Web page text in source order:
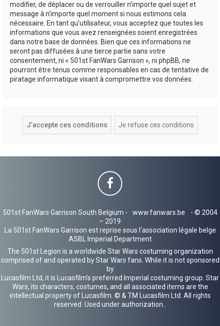
modifier, de déplacer ou de verrouiller n’importe quel sujet et
message à n’importe quel moment si nous estimons cela
nécessaire. En tant qu’utilisateur, vous acceptez que toutes les
informations que vous avez renseignées soient enregistrées
dans notre base de données. Bien que ces informations ne
seront pas diffusées à une tierce partie sans votre
consentement, ni « 501st FanWars Garrison », ni phpBB, ne
pourront être tenus comme responsables en cas de tentative de
piratage informatique visant à compromettre vos données.
501st FanWars Garrison South Belgium - www.fanwars.be
- © 2004
– 2019
La 501st FanWars Garrison est reprise sous l'association légale belge
ASBL Imperial Department
The 501st Legion is a worldwide Star Wars costuming organization
comprised of and operated by Star Wars fans. While it is not sponsored
by
Lucasfilm Ltd, it is Lucasfilm's preferred Imperial costuming group. Star
Wars, its characters, costumes, and all associated items are the
intellectual property of Lucasfilm. © & TM Lucasfilm Ltd. All rights
reserved. Used under authorization..